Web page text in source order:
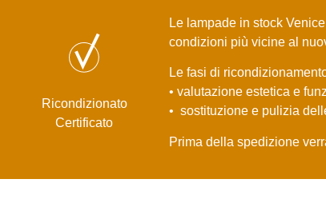
Ricondizionato
Certificato
Le lampade in stock
condizioni più vicine al
Le fasi di
• valutazione estetica e
• sostituzione e pulizia
Prima della spedizione